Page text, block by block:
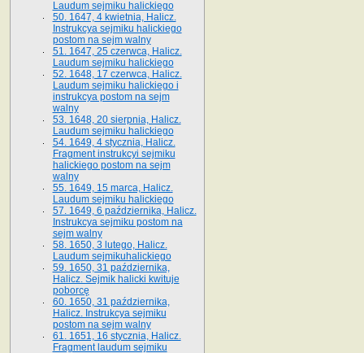
Laudum sejmiku halickiego
50. 1647, 4 kwietnia, Halicz.
Instrukcya sejmiku halickiego
postom na sejm walny
51. 1647, 25 czerwca, Halicz.
Laudum sejmiku halickiego
52. 1648, 17 czerwca, Halicz.
Laudum sejmiku halickiego i
instrukcya postom na sejm
walny
53. 1648, 20 sierpnia, Halicz.
Laudum sejmiku halickiego
54. 1649, 4 stycznia, Halicz.
Fragment instrukcyi sejmiku
halickiego postom na sejm
walny
55. 1649, 15 marca, Halicz.
Laudum sejmiku halickiego
57. 1649, 6 października, Halicz.
Instrukcya sejmiku postom na
sejm walny
58. 1650, 3 lutego, Halicz.
Laudum sejmikuhalickiego
59. 1650, 31 października,
Halicz. Sejmik halicki kwituje
poborcę
60. 1650, 31 października,
Halicz. Instrukcya sejmiku
postom na sejm walny
61. 1651, 16 stycznia, Halicz.
Fragment laudum sejmiku